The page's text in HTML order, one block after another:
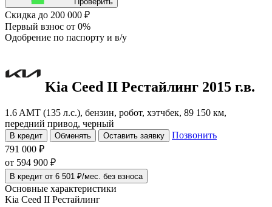
Скидка до 200 000 ₽
Первый взнос от 0%
Одобрение по паспорту и в/у
Kia Ceed II Рестайлинг 2015 г.в.
1.6 AMT (135 л.с.), бензин, робот, хэтчбек, 89 150 км,
передний привод, черный
В кредит Обменять Оставить заявку
Позвонить
791 000 ₽
от 594 900 ₽
В кредит от 6 501 ₽/мес. без взноса
Основные характеристики
Kia Ceed II Рестайлинг